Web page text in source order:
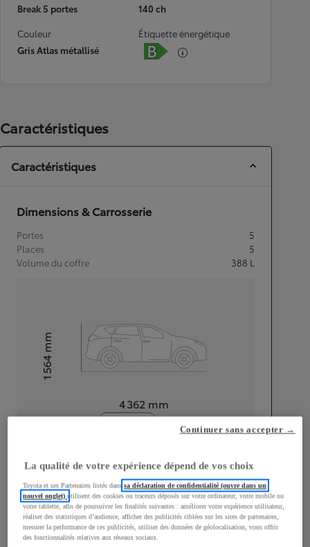
Break 5 portes
140 ch
Couleur
Gris Atlas métallisé
Étiquette énergétique
Caractéristiques
Caractéristiques
Dimensions & Carrosserie
Portes
5
Places
5
Volume du coffre
388 L
4 362 mm
Hauteur1 564
mm
Largeur
1 832mm
La qualité de votre expérience dépend de vos choix
Toyota et ses Partenaires listés danssa déclaration de confidentialité (ouvre dans un
nouvel onglet)utilisent des cookies ou traceurs déposés sur votre ordinateur, votre mobile ou
votre tablette, afin de poursuivre les finalités suivantes : améliorer votre expérience utilisateur,
réaliser des statistiques d’audience, afficher des publicités ciblées sur les sites de partenaires,
mesurer la performance de ces publicités, utiliser des données de géolocalisation, vous offrir
des fonctionnalités relatives aux réseaux sociaux.
Continuer sans accepter →